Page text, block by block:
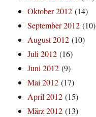
Oktober 2012 (14)
September 2012 (10)
August 2012 (10)
Juli 2012 (16)
Juni 2012 (9)
Mai 2012 (17)
April 2012 (15)
März 2012 (13)